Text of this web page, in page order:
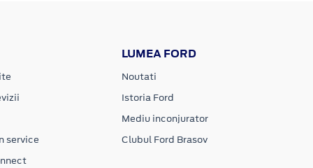
service
LUMEA FORD
Noutati
Istoria Ford
Mediu inconjurator
Clubul Ford Brasov